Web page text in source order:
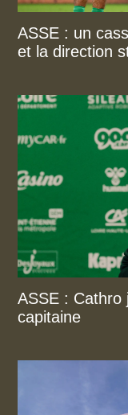
ASSE : un
et la direction
ASSE : Cathro
capitaine